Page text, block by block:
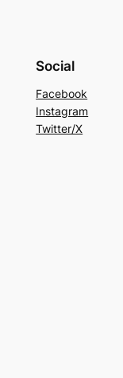
Social
Facebook
Instagram
Twitter/X